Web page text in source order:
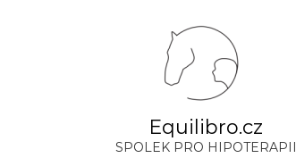
Equilibro.cz
SPOLEK PRO HIPOTERAPII